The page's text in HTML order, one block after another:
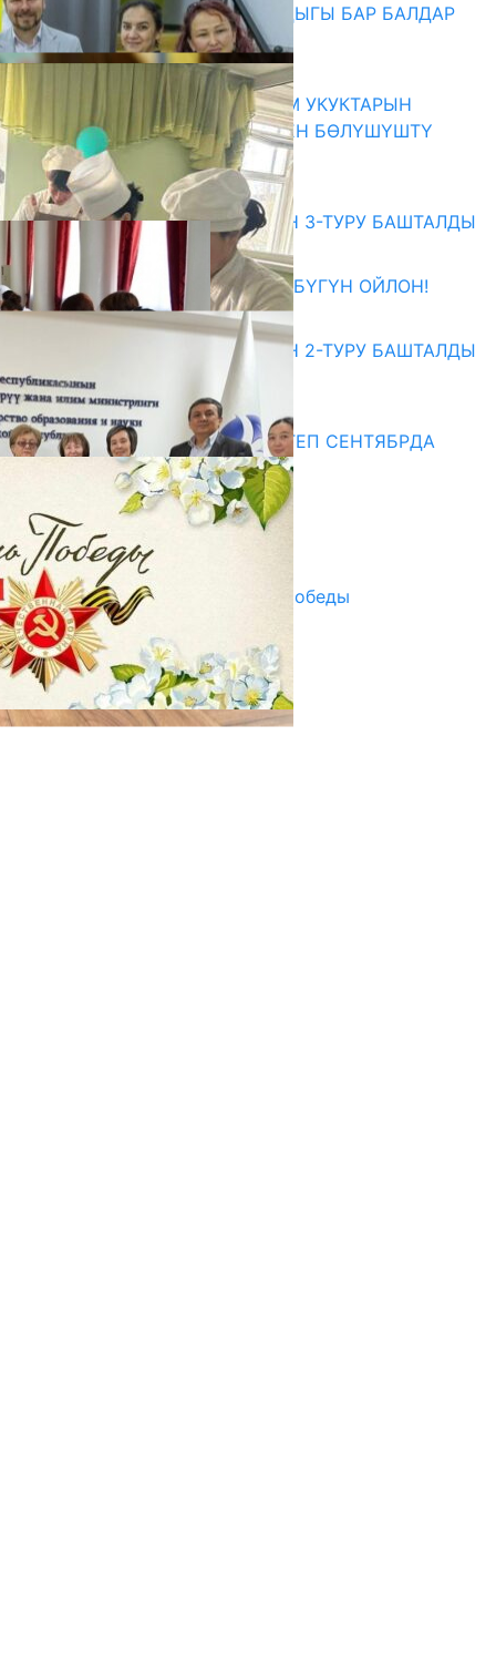
СҮЛҮКТҮ: ӨЗГӨЧӨ МУКТАЖДЫГЫ БАР БАЛДАР
ҮЧҮН БОРБОР АЧЫЛДЫ
06.08.2026
КЫРГЫЗ ЭКСПЕРТТЕРИ АДАМ УКУКТАРЫН
ОКУТУУ ТАЖРЫЙБАСЫ МЕНЕН БӨЛҮШҮШТҮ
06.08.2026
Абитуриент
ЖОЖДОРГО КАБЫЛ АЛУУНУН 3-ТУРУ БАШТАЛДЫ
27.07.2026
ӨЗҮҢДҮН КЕЛЕЧЕГИҢ ҮЧҮН БҮГҮН ОЙЛОН!
20.07.2026
ЖОЖДОРГО КАБЫЛ АЛУУНУН 2-ТУРУ БАШТАЛДЫ
20.07.2026
Медиа
СУЗАКТА 750 ОРУНДУУ МЕКТЕП СЕНТЯБРДА
ПАЙДАЛАНУУГА БЕРИЛЕТ
07.08.2025
Улуу Жеңиштин жандуу сөзү
29.04.2025
Награды в преддверии Дня Победы
29.04.2025